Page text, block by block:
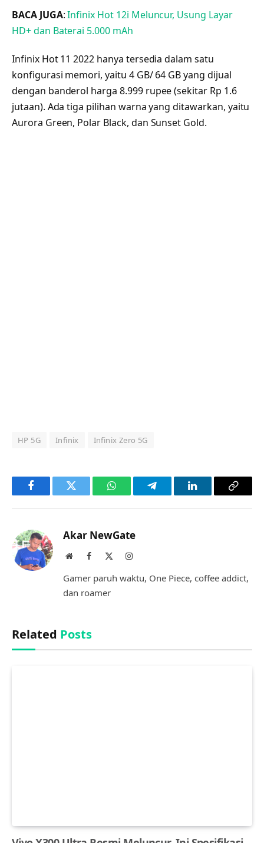
BACA JUGA:Infinix Hot 12i Meluncur, Usung Layar
HD+ dan Baterai 5.000 mAh
Infinix Hot 11 2022 hanya tersedia dalam satu
konfigurasi memori, yaitu 4 GB/ 64 GB yang dijual
dengan banderol harga 8.999 rupee (sekitar Rp 1.6
jutaan). Ada tiga pilihan warna yang ditawarkan, yaitu
Aurora Green, Polar Black, dan Sunset Gold.
HP 5G Infinix Infinix Zero 5G
FacebookTwitter WhatsAppTelegramLinkedInCopy
Akar NewGate
WebsiteFacebook Instagram
Gamer paruh waktu, One Piece, coffee addict,
dan roamer
Related Posts